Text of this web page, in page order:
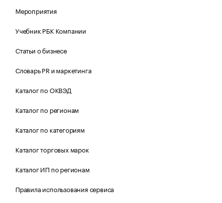
Мероприятия
Учебник РБК Компании
Статьи о бизнесе
Словарь PR и маркетинга
Каталог по ОКВЭД
Каталог по регионам
Каталог по категориям
Каталог торговых марок
Каталог ИП по регионам
Правила использования сервиса